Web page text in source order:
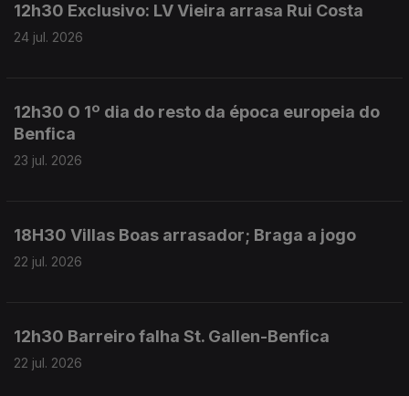
12h30 Exclusivo: LV Vieira arrasa Rui Costa
24 jul. 2026
12h30 O 1º dia do resto da época europeia do
Benfica
23 jul. 2026
18H30 Villas Boas arrasador; Braga a jogo
22 jul. 2026
12h30 Barreiro falha St. Gallen-Benfica
22 jul. 2026